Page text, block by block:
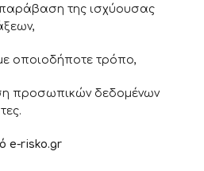
της ισχύουσας
οποιοδήποτε τρόπο,
προσωπικών δεδομένων
e-risko.gr